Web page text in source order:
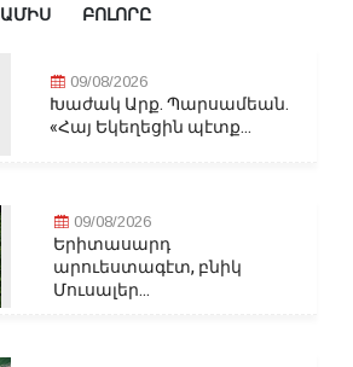
ԱՄԻՍ ԲՈԼՈՐԸ
09/08/2026
Խաժակ Արք. Պարսամեան.
«Հայ Եկեղեցին պէտք...
09/08/2026
Երիտասարդ
արուեստագէտ, բնիկ
Մուսալեր...